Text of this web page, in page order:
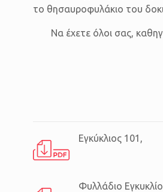
το θησαυροφυλάκιο του
Να έχετε όλοι σας,
Εγκύκλιος 101,
Φυλλάδιο